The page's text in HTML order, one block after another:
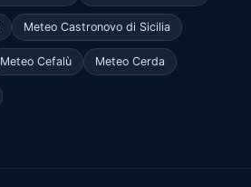
Meteo Castronovo di Sicilia
Meteo Cefalù Meteo Cerda